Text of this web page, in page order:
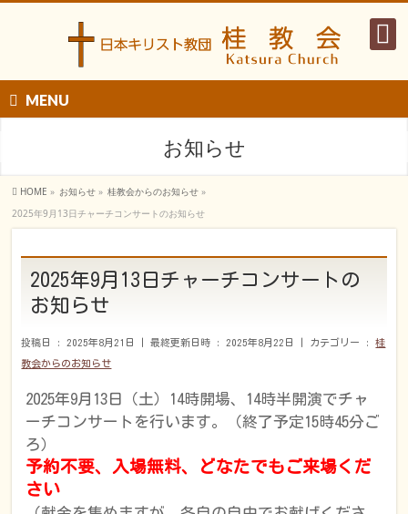
MENU
お知らせ
HOME » お知らせ » 桂教会からのお知らせ »
2025年9月13日チャーチコンサートのお知らせ
2025年9月13日チャーチコンサートの
お知らせ
投稿日 : 2025年8月21日 最終更新日時 : 2025年8月22日 カテゴリー :桂
教会からのお知らせ
2025年9月13日（土）14時開場、14時半開演でチャ
ーチコンサートを行います。（終了予定15時45分ご
ろ）
予約不要、入場無料、どなたでもご来場くだ
さい